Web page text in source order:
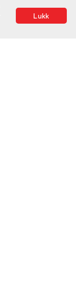
2024
Lukk